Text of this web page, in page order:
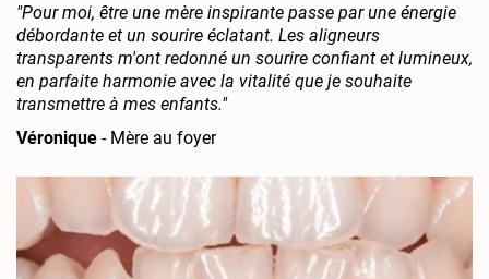
"Pour moi, être une mère inspirante passe par une énergie
débordante et un sourire éclatant. Les aligneurs
transparents m'ont redonné un sourire confiant et lumineux,
en parfaite harmonie avec la vitalité que je souhaite
transmettre à mes enfants."
Véronique - Mère au foyer